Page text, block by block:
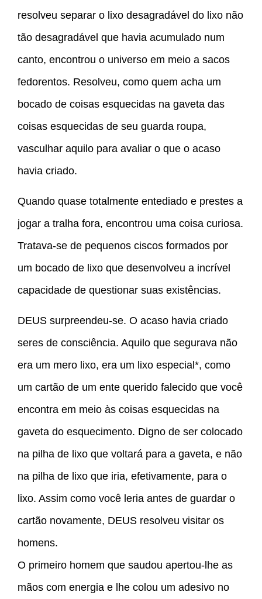
resolveu separar o lixo desagradável do lixo não
tão desagradável que havia acumulado num
canto, encontrou o universo em meio a sacos
fedorentos. Resolveu, como quem acha um
bocado de coisas esquecidas na gaveta das
coisas esquecidas de seu guarda roupa,
vasculhar aquilo para avaliar o que o acaso
havia criado.
Quando quase totalmente entediado e prestes a
jogar a tralha fora, encontrou uma coisa curiosa.
Tratava-se de pequenos ciscos formados por
um bocado de lixo que desenvolveu a incrível
capacidade de questionar suas existências.
DEUS surpreendeu-se. O acaso havia criado
seres de consciência. Aquilo que segurava não
era um mero lixo, era um lixo especial*, como
um cartão de um ente querido falecido que você
encontra em meio às coisas esquecidas na
gaveta do esquecimento. Digno de ser colocado
na pilha de lixo que voltará para a gaveta, e não
na pilha de lixo que iria, efetivamente, para o
lixo. Assim como você leria antes de guardar o
cartão novamente, DEUS resolveu visitar os
homens.
O primeiro homem que saudou apertou-lhe as
mãos com energia e lhe colou um adesivo no